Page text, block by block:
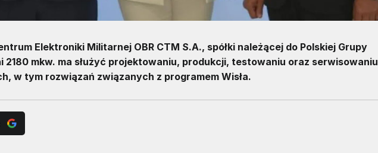
Elektroniki Militarnej OBR CTM S.A., spółki należącej do Polskiej Grupy
mkw. ma służyć projektowaniu, produkcji, testowaniu oraz serwisowaniu
w tym rozwiązań związanych z programem Wisła.